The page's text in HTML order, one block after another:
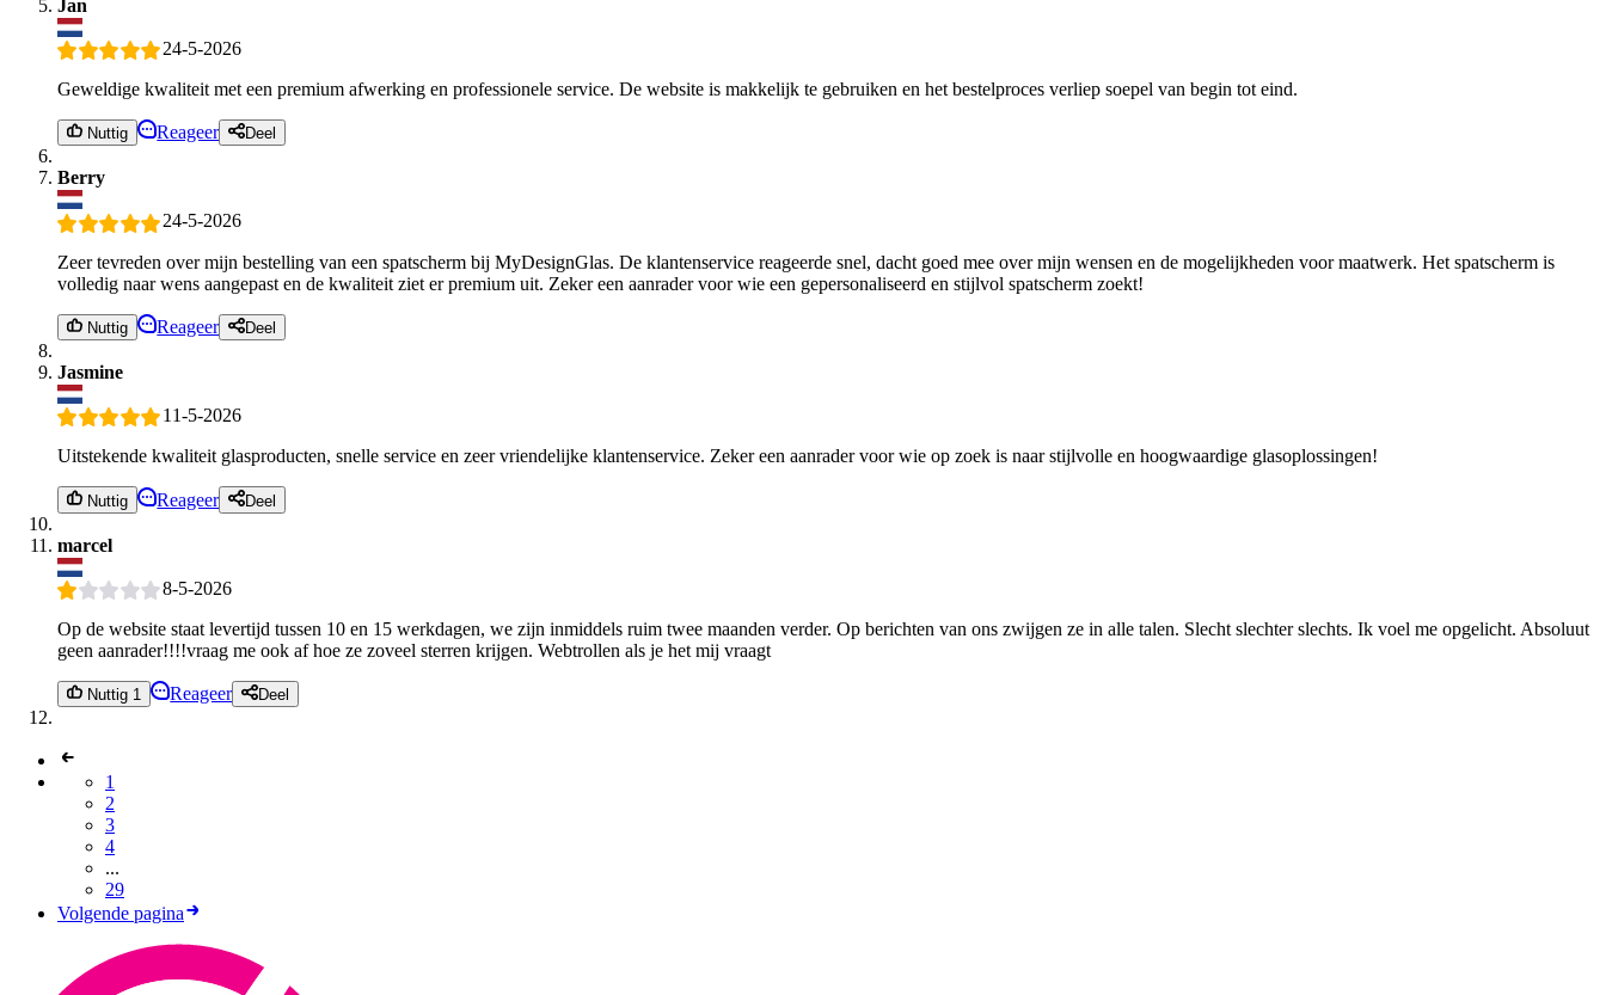
Jan
24-5-2026
Geweldige kwaliteit met een premium afwerking en professionele service. De website is makkelijk te gebruiken en het bestelproces verliep soepel van begin tot eind.
Nuttig Reageer Deel
Berry
24-5-2026
Zeer tevreden over mijn bestelling van een spatscherm bij MyDesignGlas. De klantenservice reageerde snel, dacht goed mee over mijn wensen en de mogelijkheden voor maatwerk. Het spatscherm is
volledig naar wens aangepast en de kwaliteit ziet er premium uit. Zeker een aanrader voor wie een gepersonaliseerd en stijlvol spatscherm zoekt!
Nuttig Reageer Deel
Jasmine
11-5-2026
Uitstekende kwaliteit glasproducten, snelle service en zeer vriendelijke klantenservice. Zeker een aanrader voor wie op zoek is naar stijlvolle en hoogwaardige glasoplossingen!
Nuttig Reageer Deel
marcel
8-5-2026
Op de website staat levertijd tussen 10 en 15 werkdagen, we zijn inmiddels ruim twee maanden verder. Op berichten van ons zwijgen ze in alle talen. Slecht slechter slechts. Ik voel me opgelicht. Absoluut
geen aanrader!!!!vraag me ook af hoe ze zoveel sterren krijgen. Webtrollen als je het mij vraagt
Nuttig 1 Reageer Deel
1
2
3
4
...
29
Volgende pagina